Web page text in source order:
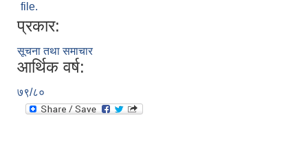
file.
प्रकार:
सूचना तथा समाचार
आर्थिक वर्ष:
७९/८०